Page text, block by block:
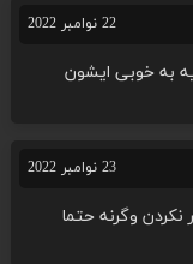
22 نوامبر 2022
به خوبی ایشون
23 نوامبر 2022
وگرنه حتما